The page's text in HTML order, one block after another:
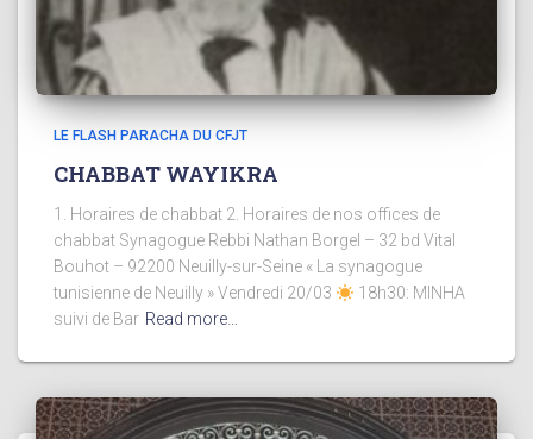
LE FLASH PARACHA DU CFJT
CHABBAT WAYIKRA
1. Horaires de chabbat 2. Horaires de nos offices de
chabbat Synagogue Rebbi Nathan Borgel – 32 bd Vital
Bouhot – 92200 Neuilly-sur-Seine « La synagogue
tunisienne de Neuilly » Vendredi 20/03
18h30: MINHA
suivi de Bar Read more…